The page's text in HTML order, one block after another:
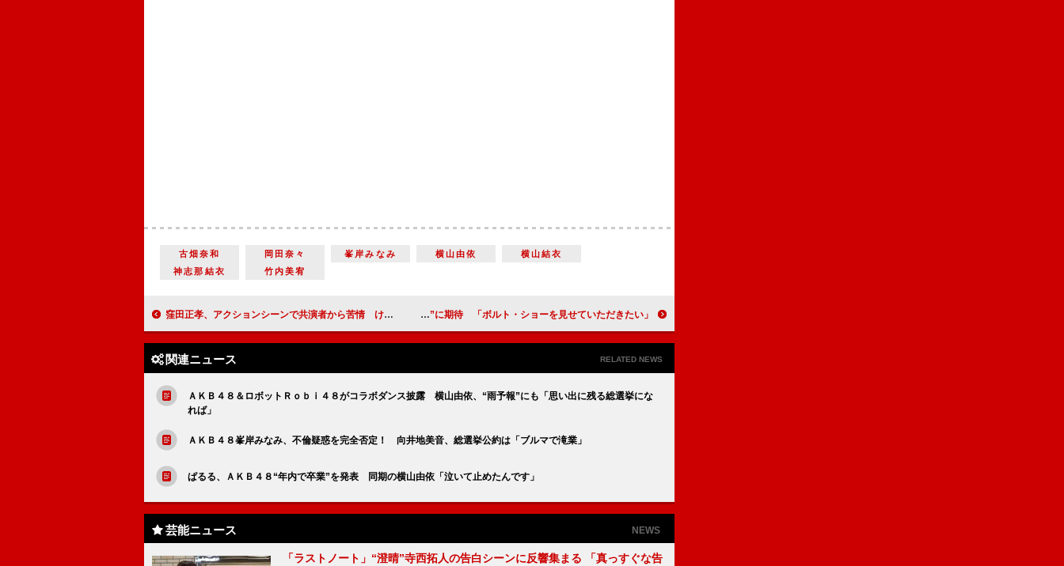
古畑奈和 岡田奈々 峯岸みなみ 横山由依
横山結衣
神志那結衣
竹内美宥
窪田正孝、アクションシーンで共演者から苦情 けがをしても「それはそれ」 織田裕二、ボルトの“ラストラン”に期待 「ボルト・ショーを見せていただきたい」
関連ニュース RELATED NEWS
ＡＫＢ４８＆ロボットＲｏｂｉ４８がコラボダンス披露 横山由依、“雨予報”にも「思い出に残る総選挙にな
れば」
ＡＫＢ４８峯岸みなみ、不倫疑惑を完全否定！ 向井地美音、総選挙公約は「ブルマで滝業」
ぱるる、ＡＫＢ４８“年内で卒業”を発表 同期の横山由依「泣いて止めたんです」
芸能ニュース NEWS
「ラストノート」“澄晴”寺西拓人の告白シーンに反響集まる 「真っすぐな告